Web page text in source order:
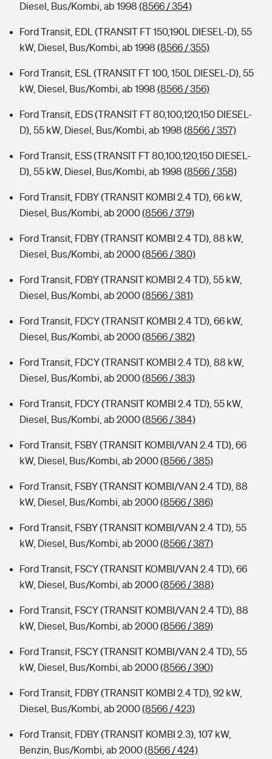
Diesel, Bus/Kombi, ab 1998 (8566 / 354)
Ford Transit, EDL (TRANSIT FT 150,190L DIESEL-D), 55
kW, Diesel, Bus/Kombi, ab 1998 (8566 / 355)
Ford Transit, ESL (TRANSIT FT 100, 150L DIESEL-D), 55
kW, Diesel, Bus/Kombi, ab 1998 (8566 / 356)
Ford Transit, EDS (TRANSIT FT 80,100,120,150 DIESEL-
D), 55 kW, Diesel, Bus/Kombi, ab 1998 (8566 / 357)
Ford Transit, ESS (TRANSIT FT 80,100,120,150 DIESEL-
D), 55 kW, Diesel, Bus/Kombi, ab 1998 (8566 / 358)
Ford Transit, FDBY (TRANSIT KOMBI 2.4 TD), 66 kW,
Diesel, Bus/Kombi, ab 2000(8566 / 379)
Ford Transit, FDBY (TRANSIT KOMBI 2.4 TD), 88 kW,
Diesel, Bus/Kombi, ab 2000(8566 / 380)
Ford Transit, FDBY (TRANSIT KOMBI 2.4 TD), 55 kW,
Diesel, Bus/Kombi, ab 2000(8566 / 381)
Ford Transit, FDCY (TRANSIT KOMBI 2.4 TD), 66 kW,
Diesel, Bus/Kombi, ab 2000(8566 / 382)
Ford Transit, FDCY (TRANSIT KOMBI 2.4 TD), 88 kW,
Diesel, Bus/Kombi, ab 2000(8566 / 383)
Ford Transit, FDCY (TRANSIT KOMBI 2.4 TD), 55 kW,
Diesel, Bus/Kombi, ab 2000(8566 / 384)
Ford Transit, FSBY (TRANSIT KOMBI/VAN 2.4 TD), 66
kW, Diesel, Bus/Kombi, ab 2000(8566 / 385)
Ford Transit, FSBY (TRANSIT KOMBI/VAN 2.4 TD), 88
kW, Diesel, Bus/Kombi, ab 2000(8566 / 386)
Ford Transit, FSBY (TRANSIT KOMBI/VAN 2.4 TD), 55
kW, Diesel, Bus/Kombi, ab 2000(8566 / 387)
Ford Transit, FSCY (TRANSIT KOMBI/VAN 2.4 TD), 66
kW, Diesel, Bus/Kombi, ab 2000(8566 / 388)
Ford Transit, FSCY (TRANSIT KOMBI/VAN 2.4 TD), 88
kW, Diesel, Bus/Kombi, ab 2000(8566 / 389)
Ford Transit, FSCY (TRANSIT KOMBI/VAN 2.4 TD), 55
kW, Diesel, Bus/Kombi, ab 2000(8566 / 390)
Ford Transit, FDBY (TRANSIT KOMBI 2.4 TD), 92 kW,
Diesel, Bus/Kombi, ab 2000(8566 / 423)
Ford Transit, FDBY (TRANSIT KOMBI 2.3), 107 kW,
Benzin, Bus/Kombi, ab 2000(8566 / 424)